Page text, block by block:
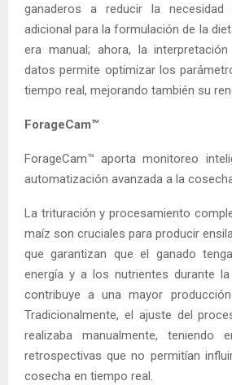
ganaderos a reducir la
adicional para la formulación de la
era manual; ahora, la
datos permite optimizar los
tiempo real, mejorando también su
ForageCam™
ForageCam™ aporta monitoreo
automatización avanzada a la
La trituración y procesamiento
maíz son cruciales para producir
que garantizan que el ganado
energía y a los nutrientes durante
contribuye a una mayor
Tradicionalmente, el ajuste del
realizaba manualmente, teniendo
retrospectivas que no permitían
cosecha en tiempo real.